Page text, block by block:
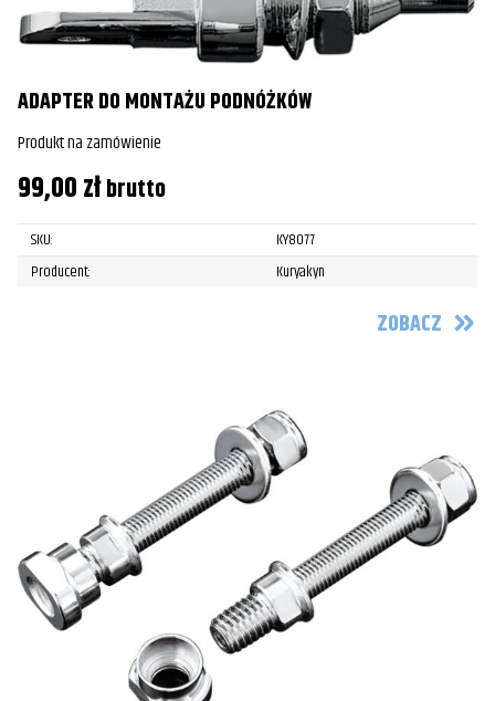
ADAPTER DO MONTAŻU PODNÓŻKÓW
Produkt na zamówienie
99,00złbrutto
SKU:
KY8077
Producent:
Kuryakyn
ZOBACZ